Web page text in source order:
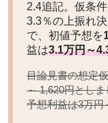
2.4追記。仮条
3.3％の上振れ
で、初値予想を
益は3.1万円～
目論見書の想定
～ 1,620円としま
予想利益は3万円